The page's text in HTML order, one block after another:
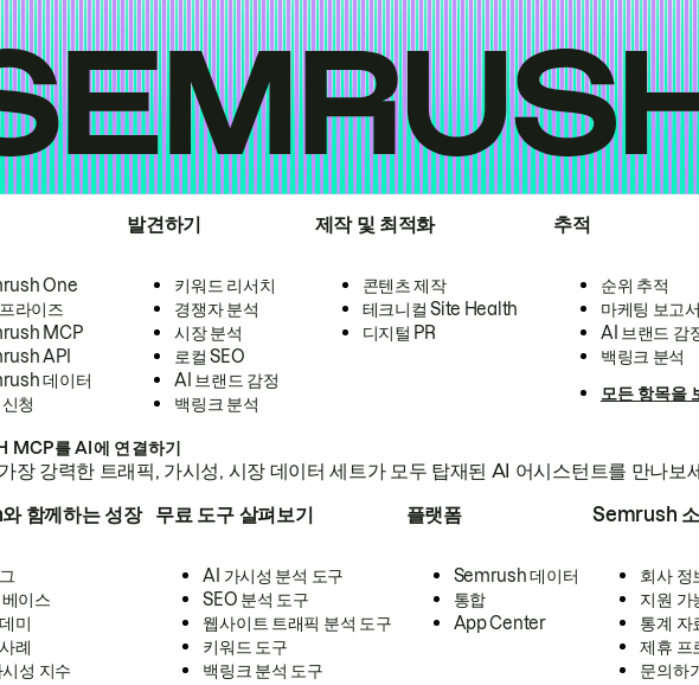
One
라이즈
MCP
API
데이터
청
발견하기
키워드 리서치
경쟁자 분석
시장 분석
로컬 SEO
AI 브랜드 감정
백링크 분석
제작 및 최적화
콘텐츠 제작
테크니컬 Site Health
디지털 PR
추적
순위 추적
마케팅 보고
AI 브랜드 감
백링크 분석
모든 항목을
MCP를 AI에 연결하기
장 강력한 트래픽, 가시성, 시장 데이터 세트가 모두 탑재된 AI 어시스턴트를 만나보
함께하는 성장
이스
미
례
성 지수
무료 도구 살펴보기
AI 가시성 분석 도구
SEO 분석 도구
웹사이트 트래픽 분석 도구
키워드 도구
백링크 분석 도구
플랫폼
Semrush 데이터
통합
App Center
Semrush
회사 정
지원 가
통계 자
제휴 프
문의하